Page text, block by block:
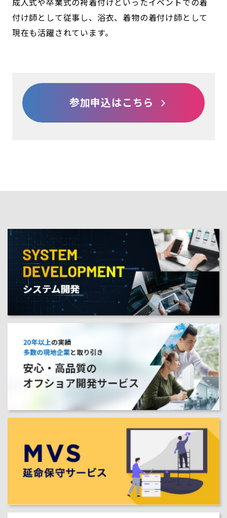
付け師として従事し、浴衣、着物の着付け師として
現在も活躍されています。
参加申込はこちら